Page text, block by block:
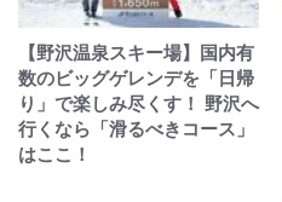
【野沢温泉スキー場】国内有
数のビッグゲレンデを「日帰
り」で楽しみ尽くす！ 野沢へ
行くなら「滑るべきコース」
はここ！